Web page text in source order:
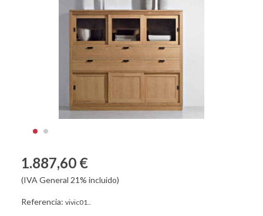
1.887,60 €
(IVA General 21% incluido)
Referencia: vivic01..